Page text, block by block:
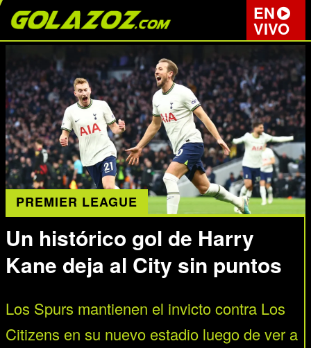
EN
VIVO
PREMIER LEAGUE
Un histórico gol de Harry
Kane deja al City sin puntos
Los Spurs mantienen el invicto contra Los
Citizens en su nuevo estadio luego de ver a